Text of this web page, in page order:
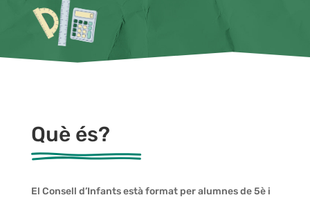
Què és?
El Consell d’Infants està format per alumnes de 5è i